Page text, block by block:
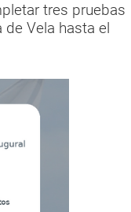
tres pruebas
de Vela hasta el